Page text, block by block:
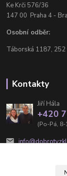
Ke Krči 576/36
147 00 Praha 4 -
Osobní odběr:
Táborská 1187, 252
Kontakty
Jiří Hála
+420
(Po-Pá,